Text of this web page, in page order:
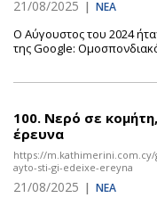
21/08/2025 | ΝΕΑ
Ο Αύγουστος του 2024
της Google:
100. Νερό σε
έρευνα
https://
ayto-sti-gi-edeixe-ereyna
21/08/2025 | ΝΕΑ